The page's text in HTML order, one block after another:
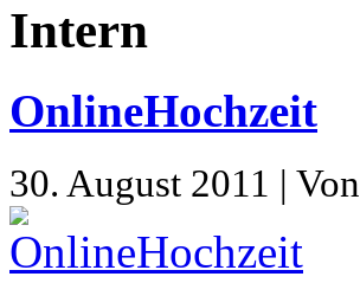
Intern
OnlineHochzeit
30. August 2011 | Von